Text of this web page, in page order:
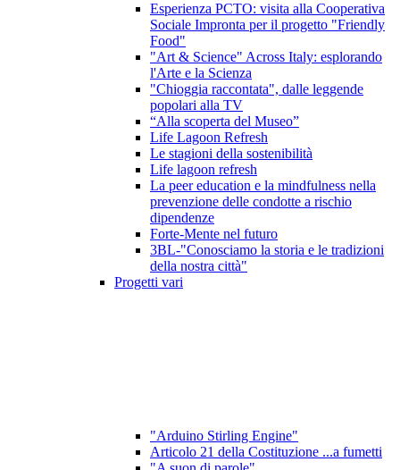
Esperienza PCTO: visita alla Cooperativa
Sociale Impronta per il progetto "Friendly
Food"
"Art & Science" Across Italy: esplorando
l'Arte e la Scienza
"Chioggia raccontata", dalle leggende
popolari alla TV
“Alla scoperta del Museo”
Life Lagoon Refresh
Le stagioni della sostenibilità
Life lagoon refresh
La peer education e la mindfulness nella
prevenzione delle condotte a rischio
dipendenze
Forte-Mente nel futuro
3BL-"Conosciamo la storia e le tradizioni
della nostra città"
Progetti vari
"Arduino Stirling Engine"
Articolo 21 della Costituzione ...a fumetti